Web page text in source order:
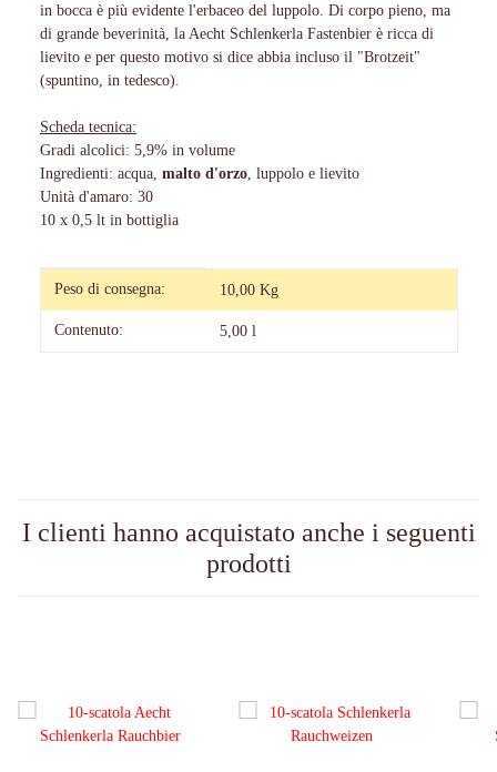
in bocca è più evidente l'erbaceo del luppolo. Di corpo pieno, ma
di grande beverinità, la Aecht Schlenkerla Fastenbier è ricca di
lievito e per questo motivo si dice abbia incluso il "Brotzeit"
(spuntino, in tedesco).
Scheda tecnica:
Gradi alcolici: 5,9% in volume
Ingredienti: acqua, malto d'orzo , luppolo e lievito
Unità d'amaro: 30
10 x 0,5 lt in bottiglia
#productDetails.itemInformation#
#productDetails.itemValue#
Peso di consegna: 10,00 Kg
Contenuto: 5,00 l
I clienti hanno acquistato anche i seguenti
prodotti